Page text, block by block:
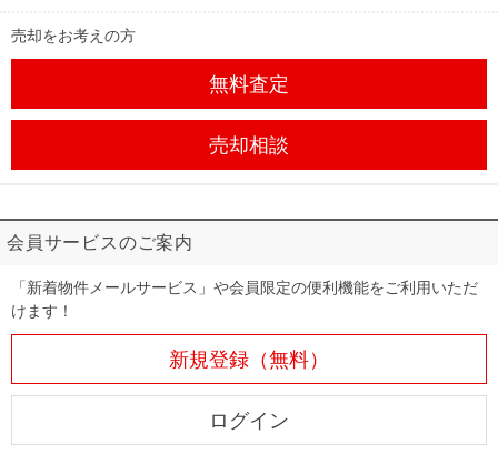
売却をお考えの方
無料査定
売却相談
会員サービスのご案内
「新着物件メールサービス」や会員限定の便利機能をご利用いただ
けます！
新規登録（無料）
ログイン